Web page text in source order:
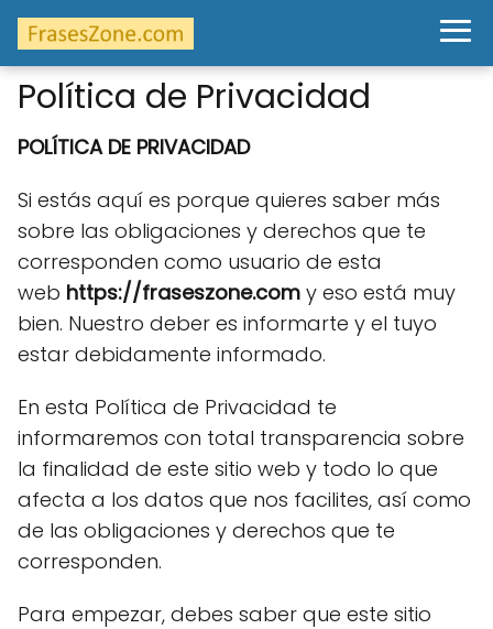
Política de Privacidad
POLÍTICA DE PRIVACIDAD
Si estás aquí es porque quieres saber más
sobre las obligaciones y derechos que te
corresponden como usuario de esta
web https://fraseszone.com y eso está muy
bien. Nuestro deber es informarte y el tuyo
estar debidamente informado.
En esta Política de Privacidad te
informaremos con total transparencia sobre
la finalidad de este sitio web y todo lo que
afecta a los datos que nos facilites, así como
de las obligaciones y derechos que te
corresponden.
Para empezar, debes saber que este sitio